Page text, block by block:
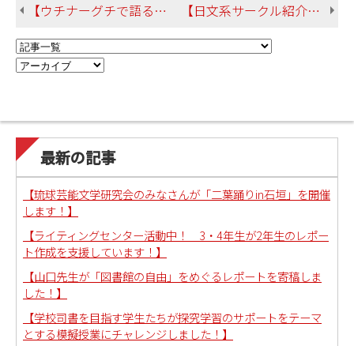
【ウチナーグチで語る「民話劇・鬼慶良間」プロジェクトがスタートしています！】 【日文系サークル紹介2024 その④ 放送研究部】
最新の記事
【琉球芸能文学研究会のみなさんが「二葉踊りin石垣」を開催
します！】
【ライティングセンター活動中！ 3・4年生が2年生のレポー
ト作成を支援しています！】
【山口先生が「図書館の自由」をめぐるレポートを寄稿しま
した！】
【学校司書を目指す学生たちが探究学習のサポートをテーマ
とする模擬授業にチャレンジしました！】